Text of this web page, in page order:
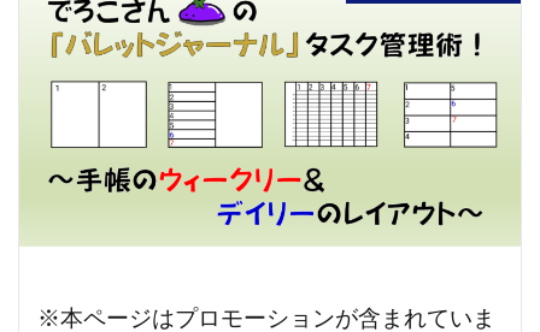
※本ページはプロモーションが含まれていま